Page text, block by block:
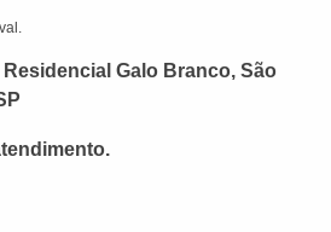
Galo Branco, São